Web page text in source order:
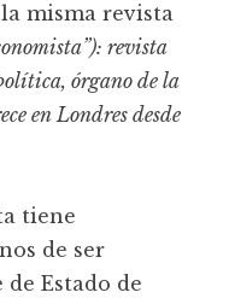
misma revista
revista
órgano de la
en Londres desde
tiene
de ser
Estado de